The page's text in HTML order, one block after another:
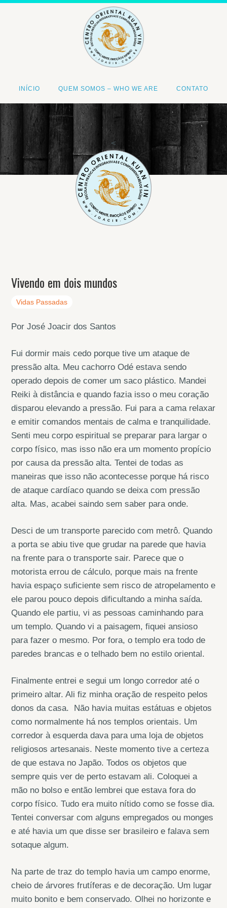
INÍCIO QUEM SOMOS – WHO WE ARE CONTATO
<
Vivendo em dois mundos
Vidas Passadas
Por José Joacir dos Santos
Fui dormir mais cedo porque tive um ataque de
pressão alta. Meu cachorro Odé estava sendo
operado depois de comer um saco plástico. Mandei
Reiki à distância e quando fazia isso o meu coração
disparou elevando a pressão. Fui para a cama relaxar
e emitir comandos mentais de calma e tranquilidade.
Senti meu corpo espiritual se preparar para largar o
corpo físico, mas isso não era um momento propício
por causa da pressão alta. Tentei de todas as
maneiras que isso não acontecesse porque há risco
de ataque cardíaco quando se deixa com pressão
alta. Mas, acabei saindo sem saber para onde.
Desci de um transporte parecido com metrô. Quando
a porta se abiu tive que grudar na parede que havia
na frente para o transporte sair. Parece que o
motorista errou de cálculo, porque mais na frente
havia espaço suficiente sem risco de atropelamento e
ele parou pouco depois dificultando a minha saída.
Quando ele partiu, vi as pessoas caminhando para
um templo. Quando vi a paisagem, fiquei ansioso
para fazer o mesmo. Por fora, o templo era todo de
paredes brancas e o telhado bem no estilo oriental.
Finalmente entrei e segui um longo corredor até o
primeiro altar. Ali fiz minha oração de respeito pelos
donos da casa. Não havia muitas estátuas e objetos
como normalmente há nos templos orientais. Um
corredor à esquerda dava para uma loja de objetos
religiosos artesanais. Neste momento tive a certeza
de que estava no Japão. Todos os objetos que
sempre quis ver de perto estavam ali. Coloquei a
mão no bolso e então lembrei que estava fora do
corpo físico. Tudo era muito nítido como se fosse dia.
Tentei conversar com alguns empregados ou monges
e até havia um que disse ser brasileiro e falava sem
sotaque algum.
Na parte de traz do templo havia um campo enorme,
cheio de árvores frutíferas e de decoração. Um lugar
muito bonito e bem conservado. Olhei no horizonte e